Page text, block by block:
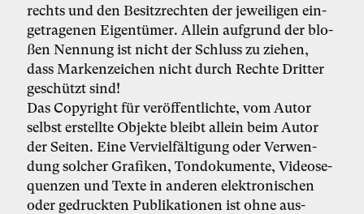
rechts und den Be­sitz­rech­ten der je­wei­li­gen ein­
ge­tra­ge­nen Ei­gen­tü­mer. Al­lein auf­grund der blo­
ßen Nen­nung ist nicht der Schluss zu zie­hen,
dass Mar­ken­zei­chen nicht durch Rech­te Drit­ter
ge­schützt sind!
Das Co­py­right für ver­öf­fent­lich­te, vom Au­tor
selbst er­stell­te Ob­jek­te bleibt al­lein beim Au­tor
der Sei­ten. Ei­ne Ver­viel­fäl­ti­gung oder Ver­wen­
dung sol­cher Gra­fi­ken, Ton­do­ku­men­te, Vi­deo­se­
quen­zen und Tex­te in an­de­ren elek­tro­ni­schen
oder ge­druck­ten Pu­bli­ka­tio­nen ist oh­ne aus­